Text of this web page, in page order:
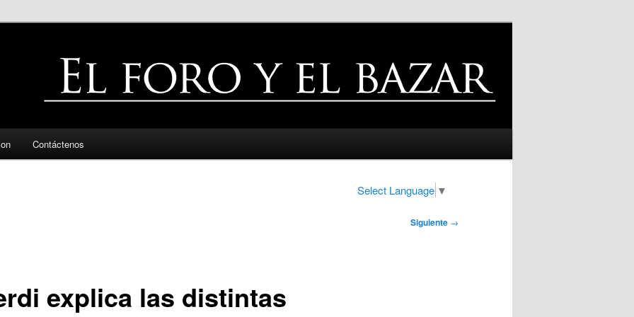
Contáctenos
Select Language ▼
Siguiente →
explica las distintas